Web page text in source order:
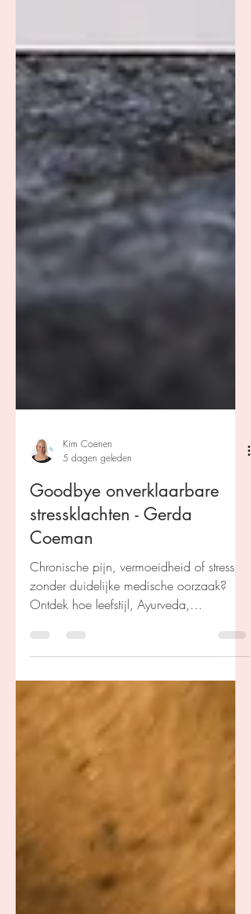
5 dagen geleden
Goodbye onverklaarbare
stressklachten - Gerda
Coeman
Chronische pijn, vermoeidheid of stress
zonder duidelijke medische oorzaak?
Ontdek hoe leefstijl, Ayurveda,
inspirerend boek vol inzichten en
praktische handvatten voor lichaam en
geest.